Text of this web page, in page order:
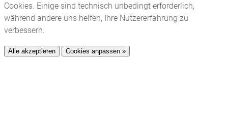
Cookies. Einige sind technisch unbedingt erforderlich,
während andere uns helfen, Ihre Nutzererfahrung zu
verbessern.
Alle akzeptieren Cookies anpassen »